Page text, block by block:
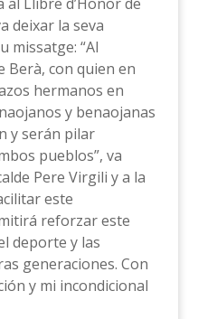
deixar la seva
missatge: “Al
Berà, con quien en
hermanos en
y benaojanas
y serán pilar
pueblos”, va
Pere Virgili y a la
este
reforzar este
deporte y las
generaciones. Con
y mi incondicional